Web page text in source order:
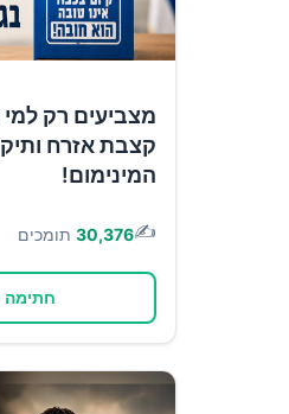
מצביעים רק
קצבת אזרח
המינימום!
✍️
30,376 תומכים
חתימה